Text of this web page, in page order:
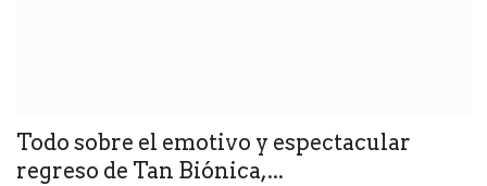
Todo sobre el emotivo y espectacular
regreso de Tan Biónica,...